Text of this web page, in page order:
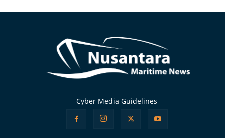
Cyber Media Guidelines